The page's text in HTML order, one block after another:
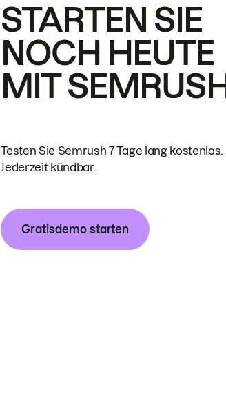
STARTEN SIE
NOCH HEUTE
MIT
Testen Sie Semrush 7 Tage lang kostenlos.
Jederzeit kündbar.
Gratisdemo starten